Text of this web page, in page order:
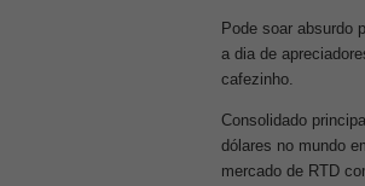
Pode soar absurdo
a dia de
cafezinho.
Consolidado
dólares no mundo
mercado de RTD